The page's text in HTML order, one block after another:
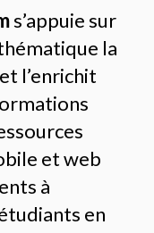
s’appuie sur
la
l’enrichit
et web
à
en